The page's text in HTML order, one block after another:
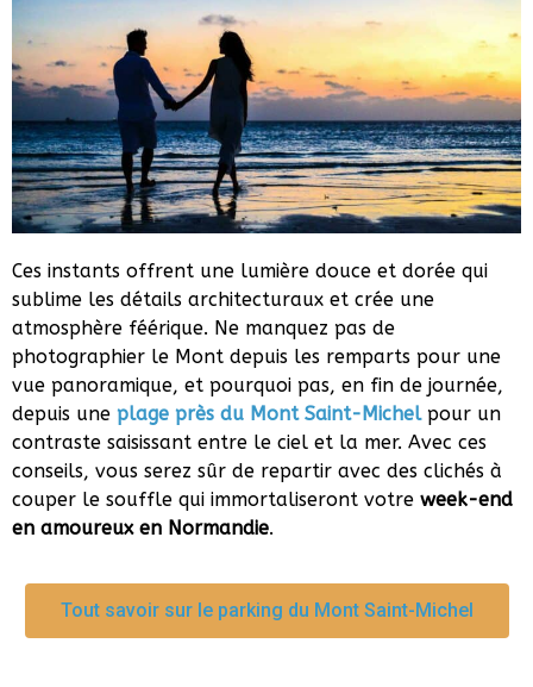
Ces instants offrent une lumière douce et dorée qui
sublime les détails architecturaux et crée une
atmosphère féérique. Ne manquez pas de
photographier le Mont depuis les remparts pour une
vue panoramique, et pourquoi pas, en fin de journée,
depuis une plage près du Mont Saint-Michelpour un
contraste saisissant entre le ciel et la mer. Avec ces
conseils, vous serez sûr de repartir avec des clichés à
couper le souffle qui immortaliseront votre week-end
en amoureux en Normandie.
Tout savoir sur le parking du Mont Saint-Michel